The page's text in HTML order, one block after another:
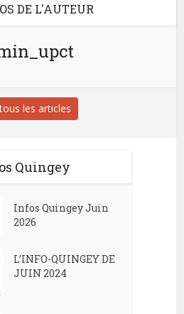
DE L'AUTEUR
les articles
Quingey
Infos Quingey Juin
2026
L’INFO-QUINGEY DE
JUIN 2024